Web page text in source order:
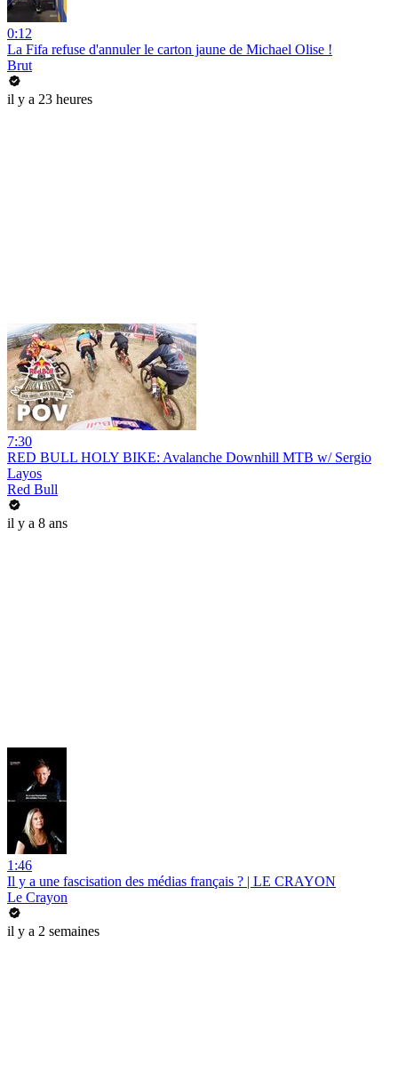
0:12
La Fifa refuse d'annuler le carton jaune de Michael Olise !
Brut
il y a 23 heures
7:30
RED BULL HOLY BIKE: Avalanche Downhill MTB w/ Sergio
Layos
Red Bull
il y a 8 ans
1:46
Il y a une fascisation des médias français ? | LE CRAYON
Le Crayon
il y a 2 semaines